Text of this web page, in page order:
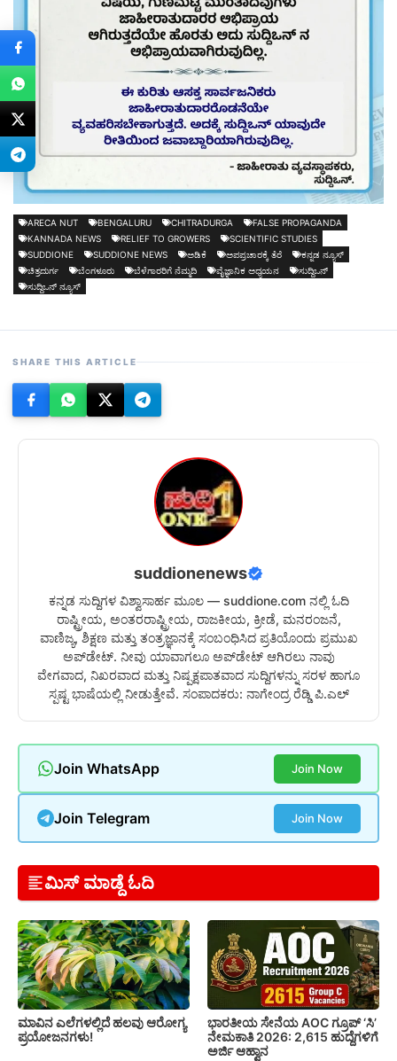
ARECA NUT BENGALURU CHITRADURGA
FALSE PROPAGANDA
KANNADA NEWS
RELIEF TO GROWERS
SCIENTIFIC STUDIES
SUDDIONE
SUDDIONE NEWS ಅಡಿಕೆ ಅಪಪ್ರಚಾರಕ್ಕೆ ತೆರೆ
ಕನ್ನಡ ನ್ಯೂಸ್
ಚಿತ್ರದುರ್ಗ
ಬೆಂಗಳೂರು ಬೆಳೆಗಾರರಿಗೆ ನೆಮ್ಮದಿ ವೈಜ್ಞಾನಿಕ ಅಧ್ಯಯನ
ಸುದ್ದಿಒನ್
ಸುದ್ದಿಒನ್ ನ್ಯೂಸ್
SHARE THIS ARTICLE
suddionenews
ಕನ್ನಡ ಸುದ್ದಿಗಳ ವಿಶ್ವಾಸಾರ್ಹ ಮೂಲ — suddione.com ನಲ್ಲಿ ಓದಿ
ರಾಷ್ಟ್ರೀಯ, ಅಂತರರಾಷ್ಟ್ರೀಯ, ರಾಜಕೀಯ, ಕ್ರೀಡೆ, ಮನರಂಜನೆ,
ವಾಣಿಜ್ಯ, ಶಿಕ್ಷಣ ಮತ್ತು ತಂತ್ರಜ್ಞಾನಕ್ಕೆ ಸಂಬಂಧಿಸಿದ ಪ್ರತಿಯೊಂದು ಪ್ರಮುಖ
ಅಪ್‌ಡೇಟ್. ನೀವು ಯಾವಾಗಲೂ ಅಪ್‌ಡೇಟ್ ಆಗಿರಲು ನಾವು
ವೇಗವಾದ, ನಿಖರವಾದ ಮತ್ತು ನಿಷ್ಪಕ್ಷಪಾತವಾದ ಸುದ್ದಿಗಳನ್ನು ಸರಳ ಹಾಗೂ
ಸ್ಪಷ್ಟ ಭಾಷೆಯಲ್ಲಿ ನೀಡುತ್ತೇವೆ. ಸಂಪಾದಕರು: ನಾಗೇಂದ್ರ ರೆಡ್ಡಿ ಪಿ.ಎಲ್
Join WhatsApp Join Now
Join Telegram Join Now
ಮಿಸ್ ಮಾಡ್ದೆ ಓದಿ
ಮಾವಿನ ಎಲೆಗಳಲ್ಲಿದೆ ಹಲವು ಆರೋಗ್ಯ
ಪ್ರಯೋಜನಗಳು!
ಭಾರತೀಯ ಸೇನೆಯ AOC ಗ್ರೂಪ್ ‘ಸಿ’
ನೇಮಕಾತಿ 2026: 2,615 ಹುದ್ದೆಗಳಿಗೆ
ಅರ್ಜಿ ಆಹ್ವಾನ